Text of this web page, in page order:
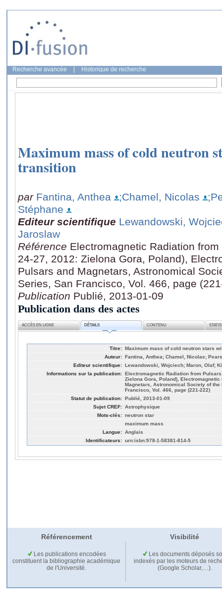
Recherche avancée Historique de recherche
Maximum mass of cold neutron
transition
par Fantina, Anthea ;Chamel, Nicolas
Stéphane
Editeur scientifique Lewandowski,
Jaroslaw
Référence Electromagnetic Radiation
24-27, 2012: Zielona Gora, Poland),
Pulsars and Magnetars, Astronomical
Series, San Francisco, Vol. 466, page
Publication Publié, 2013-01-09
Publication dans des actes
ACCÈS EN LIGNE DÉTAILS CONTENU
Titre: Maximum mass of cold neutron stars
Auteur: Fantina, Anthea; Chamel, Nicolas;
Editeur scientifique: Lewandowski, Wojciech; Maron, Olaf;
Informations sur la publication: Electromagnetic Radiation from
Zielona Gora, Poland),
Magnetars, Astronomical Society of
Francisco, Vol. 466, page (221-222)
Statut de publication: Publié, 2013-01-09
Sujet CREF: Astrophysique
Mots-clés: neutron star
maximum mass
Langue: Anglais
Identificateurs: urn:isbn:978-1-58381-814-5
Référencement Visibilité
Les publications encodées
constituent la bibliographie académique
de l'Université.
Les documents déposés
indexés par les moteurs de
(Google Scholar,…).